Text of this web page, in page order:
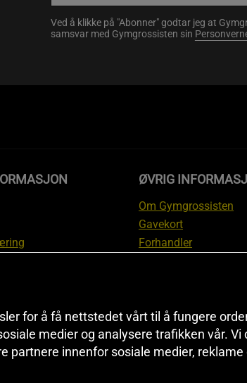
Ved å klikke på "Abonner" godtar jeg at
samsvar med Gymgrossisten sin
og
ØVRIG
Om Gymgrossisten
Gavekort
Forhandler
Sitemap
Black Friday
Artikler & Øvelser
for å få nettstedet vårt til å fungere
medier og analysere trafikken vår.
partnere innenfor sosiale medier, reklame